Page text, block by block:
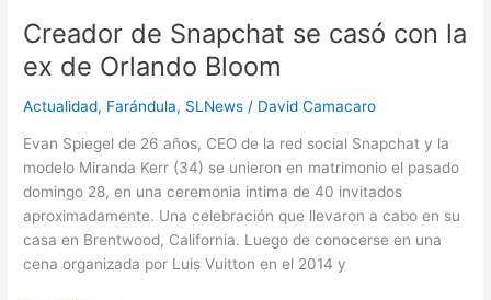
Creador de Snapchat se casó con la
ex de Orlando Bloom
Actualidad, Farándula, SLNews / David Camacaro
Evan Spiegel de 26 años, CEO de la red social Snapchat y la
modelo Miranda Kerr (34) se unieron en matrimonio el pasado
domingo 28, en una ceremonia intima de 40 invitados
aproximadamente. Una celebración que llevaron a cabo en su
casa en Brentwood, California. Luego de conocerse en una
cena organizada por Luis Vuitton en el 2014 y